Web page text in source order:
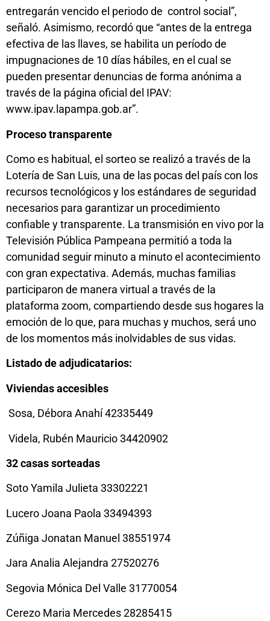
entregarán vencido el periodo de control social”,
señaló. Asimismo, recordó que “antes de la entrega
efectiva de las llaves, se habilita un período de
impugnaciones de 10 días hábiles, en el cual se
pueden presentar denuncias de forma anónima a
través de la página oficial del IPAV:
www.ipav.lapampa.gob.ar”.
Proceso transparente
Como es habitual, el sorteo se realizó a través de la
Lotería de San Luis, una de las pocas del país con los
recursos tecnológicos y los estándares de seguridad
necesarios para garantizar un procedimiento
confiable y transparente. La transmisión en vivo por la
Televisión Pública Pampeana permitió a toda la
comunidad seguir minuto a minuto el acontecimiento
con gran expectativa. Además, muchas familias
participaron de manera virtual a través de la
plataforma zoom, compartiendo desde sus hogares la
emoción de lo que, para muchas y muchos, será uno
de los momentos más inolvidables de sus vidas.
Listado de adjudicatarios:
Viviendas accesibles
Sosa, Débora Anahí 42335449
Videla, Rubén Mauricio 34420902
32 casas sorteadas
Soto Yamila Julieta 33302221
Lucero Joana Paola 33494393
Zúñiga Jonatan Manuel 38551974
Jara Analia Alejandra 27520276
Segovia Mónica Del Valle 31770054
Cerezo Maria Mercedes 28285415